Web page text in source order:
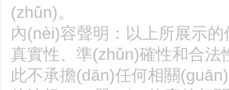
(zhǔn)。
內(nèi)容聲明：以上所展示
真實性、準(zhǔn)確性和合
此不承擔(dān)任何相關